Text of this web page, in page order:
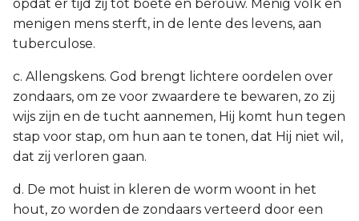
opdat er tijd zij tot boete en berouw. Menig volk en
menigen mens sterft, in de lente des levens, aan
tuberculose.
c. Allengskens. God brengt lichtere oordelen over
zondaars, om ze voor zwaardere te bewaren, zo zij
wijs zijn en de tucht aannemen, Hij komt hun tegen
stap voor stap, om hun aan te tonen, dat Hij niet wil,
dat zij verloren gaan.
d. De mot huist in kleren de worm woont in het
hout, zo worden de zondaars verteerd door een